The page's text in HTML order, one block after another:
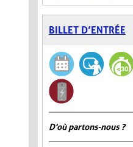
BILLET D’ENTRÉE
D'où partons-nous ?